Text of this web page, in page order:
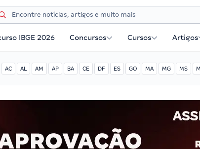
IBGE 2026 Concursos Cursos Artigos
AC AL AM AP BA CE DF ES GO MA MG MS